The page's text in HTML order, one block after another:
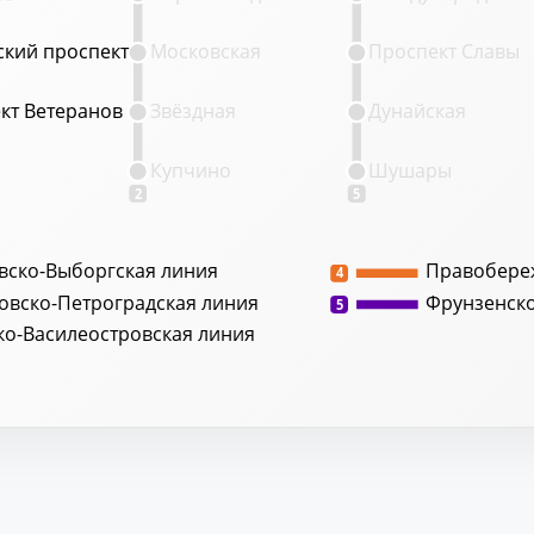
Выборгская линия
Петроградская линия
Василеостровская линия
4
5
2 5
Ветеранов
проспект
Купчино
Звёздная
Московская Проспект Славы
Дунайская
Шушары
Ветеранов
проспект